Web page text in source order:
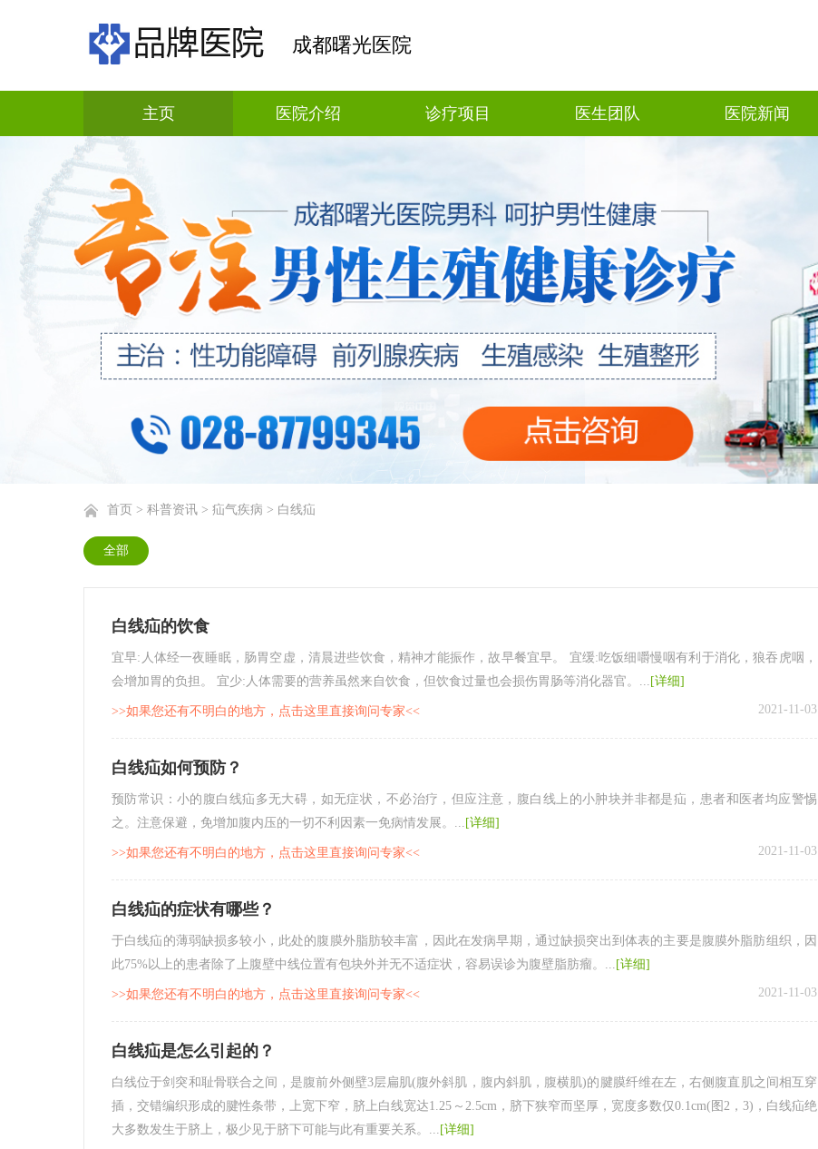
成都曙光医院
主页 医院介绍 诊疗项目 医生团队 医院新闻
首页 > 科普资讯 > 疝气疾病 > 白线疝
全部
白线疝的饮食
宜早:人体经一夜睡眠，肠胃空虚，清晨进些饮食，精神才能振作，故早餐宜早。 宜缓:吃饭细嚼慢咽有利于消化，狼吞虎咽，
会增加胃的负担。 宜少:人体需要的营养虽然来自饮食，但饮食过量也会损伤胃肠等消化器官。... [详细]
>>如果您还有不明白的地方，点击这里直接询问专家<< 2021-11-03
白线疝如何预防？
预防常识：小的腹白线疝多无大碍，如无症状，不必治疗，但应注意，腹白线上的小肿块并非都是疝，患者和医者均应警惕
之。注意保避，免增加腹内压的一切不利因素一免病情发展。... [详细]
>>如果您还有不明白的地方，点击这里直接询问专家<< 2021-11-03
白线疝的症状有哪些？
于白线疝的薄弱缺损多较小，此处的腹膜外脂肪较丰富，因此在发病早期，通过缺损突出到体表的主要是腹膜外脂肪组织，因
此75%以上的患者除了上腹壁中线位置有包块外并无不适症状，容易误诊为腹壁脂肪瘤。... [详细]
>>如果您还有不明白的地方，点击这里直接询问专家<< 2021-11-03
白线疝是怎么引起的？
白线位于剑突和耻骨联合之间，是腹前外侧壁3层扁肌(腹外斜肌，腹内斜肌，腹横肌)的腱膜纤维在左，右侧腹直肌之间相互穿
插，交错编织形成的腱性条带，上宽下窄，脐上白线宽达1.25～2.5cm，脐下狭窄而坚厚，宽度多数仅0.1cm(图2，3)，白线疝绝
大多数发生于脐上，极少见于脐下可能与此有重要关系。... [详细]